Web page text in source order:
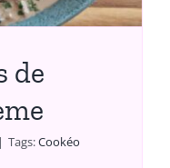
de
| Tags:Cookéo